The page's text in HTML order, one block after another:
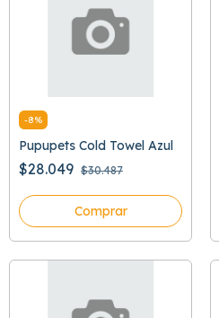
-8%
Pupupets Cold Towel Azul
$28.049 $30.487
Comprar